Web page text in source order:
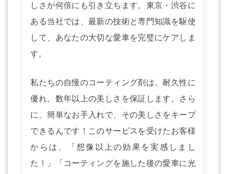
しさが何倍にも引き立ちます。東京・渋谷に
ある当社では、最新の技術と専門知識を駆使
して、あなたの大切な愛車を完璧にケアしま
す。
私たちの自慢のコーティング剤は、耐久性に
優れ、数年以上の美しさを保証します。さら
に、簡単なお手入れで、その美しさをキープ
できるんです！このサービスを受けたお客様
からは、「想像以上の効果を実感しまし
た！」「コーティングを施した後の愛車に光